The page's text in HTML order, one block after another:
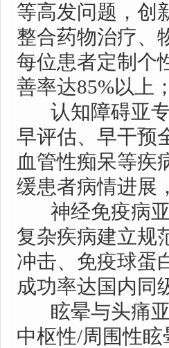
等高发问题，创
整合药物治疗、
每位患者定制个
善率达85%以上；
认知障碍亚专
早评估、早干预
血管性痴呆等疾
缓患者病情进展
神经免疫病亚
复杂疾病建立规
冲击、免疫球蛋
成功率达国内同
眩晕与头痛亚
中枢性/周围性